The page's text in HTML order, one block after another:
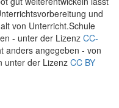
und
von Unterricht.Schule
- unter der Lizenz CC-
anders angegeben - von
unter der Lizenz CC BY